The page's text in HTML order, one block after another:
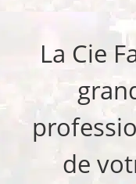
La Cie
de